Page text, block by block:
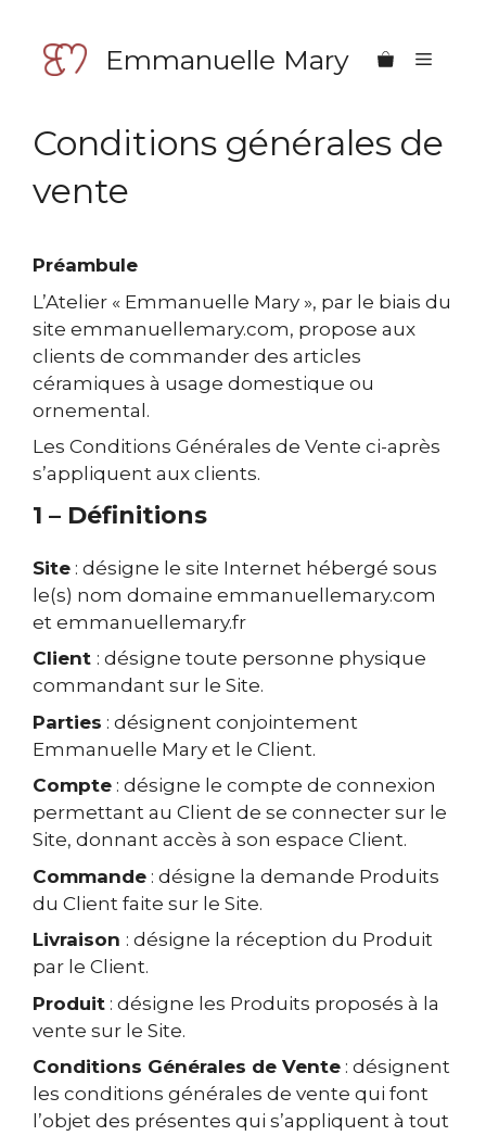
contenu
Emmanuelle Mary Menu
Conditions générales de
vente
Préambule
L’Atelier « Emmanuelle Mary », par le biais du
site emmanuellemary.com, propose aux
clients de commander des articles
céramiques à usage domestique ou
ornemental.
Les Conditions Générales de Vente ci-après
s’appliquent aux clients.
1 – Définitions
Site : désigne le site Internet hébergé sous
le(s) nom domaine emmanuellemary.com
et emmanuellemary.fr
Client : désigne toute personne physique
commandant sur le Site.
Parties : désignent conjointement
Emmanuelle Mary et le Client.
Compte : désigne le compte de connexion
permettant au Client de se connecter sur le
Site, donnant accès à son espace Client.
Commande : désigne la demande Produits
du Client faite sur le Site.
Livraison : désigne la réception du Produit
par le Client.
Produit : désigne les Produits proposés à la
vente sur le Site.
Conditions Générales de Vente : désignent
les conditions générales de vente qui font
l’objet des présentes qui s’appliquent à tout